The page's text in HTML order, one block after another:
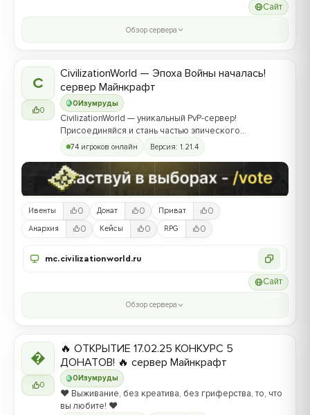
Сайт
Обзор сервера
C
0
0Изумруды
CivilizationWorld — Эпоха Войны началась!
сервер Майнкрафт
CivilizationWorld — уникальный PvP-сервер!
Присоединяйся и стань частью эпического
противостояния между Альвами и Йотунами!
74 игроков онлайн Версия: 1.21.4
Ивенты 0 Донат 0 Приват 0
Анархия 0 Кейсы 0 RPG 0
mc.civilizationworld.ru
Сайт
Обзор сервера

0
0 Изумруды
🔥 ОТКРЫТИЕ 17.02.25 КОНКУРС 5
ДОНАТОВ! 🔥 сервер Майнкрафт
❤️ Выживание, без креатива, без гриферства, то, что
вы любите! ❤️